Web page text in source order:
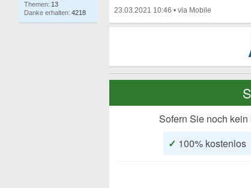
13
4218
23.03.2021 10:46 •
Sofern Sie noch
✓ 100% kostenlos